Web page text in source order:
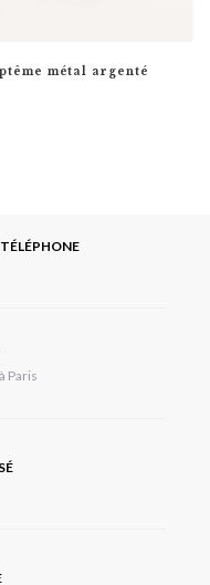
métal argenté
Paris